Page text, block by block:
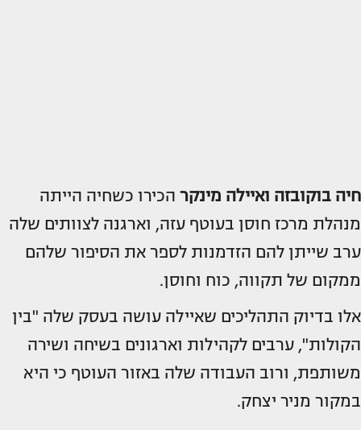
חיה בוקובזה ואיילה מינקר הכירו כשחיה הייתה
מנהלת מרכז חוסן בעוטף עזה, וארגנה לצוותים שלה
ערב שייתן להם הזדמנות לספר את הסיפור שלהם
ממקום של תקווה, כוח וחוסן.
אלו בדיוק התהליכים שאיילה עושה בעסק שלה "בין
הקולות", ערבים לקהילות וארגונים בשיחה ושירה
משותפת, ורוב העבודה שלה באזור העוטף כי היא
במקור מניר יצחק.